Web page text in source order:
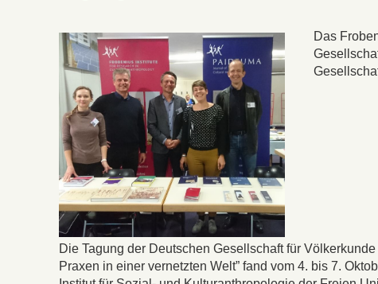
Das
Die Tagung der Deutschen Gesellschaft für
Praxen in einer vernetzten Welt” fand vom 4. bis 7.